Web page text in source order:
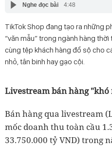
Nghe đọc bài 4:48
TikTok Shop đang tạo ra những
“văn mẫu” trong ngành hàng
cùng tệp khách hàng đồ sộ cho
nhỏ, tân binh hay gạo cội.
Livestream bán hàng "khó
Bán hàng qua livestream
mốc doanh thu toàn cầu
33.750.000 tỷ VND) trong